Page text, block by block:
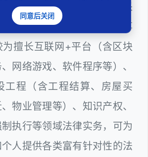
全员，在建筑工务、政府采
作多年，十分熟悉政府办事
擅长互联网+平台（含区块
网络游戏、软件程序等）、
工程（含工程结算、房屋买
物业管理等）、知识产权、
执行等领域法律实务，可为
人提供各类富有针对性的法
同意后关闭